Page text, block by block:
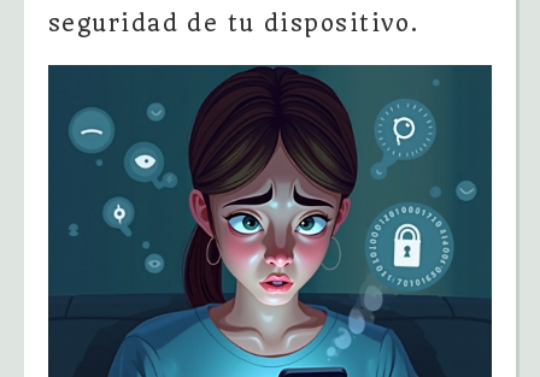
seguridad de tu dispositivo.